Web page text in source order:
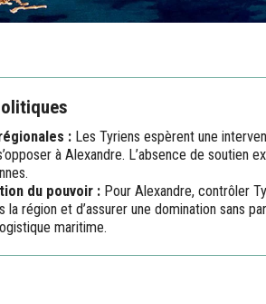
: Les Tyriens espèrent une
à Alexandre. L’absence de soutien
du pouvoir : Pour Alexandre, contrôler
la région et d’assurer une domination sans
maritime.